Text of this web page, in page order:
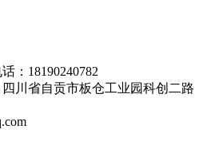
：18190240782
川省自贡市板仓工业园科创二路